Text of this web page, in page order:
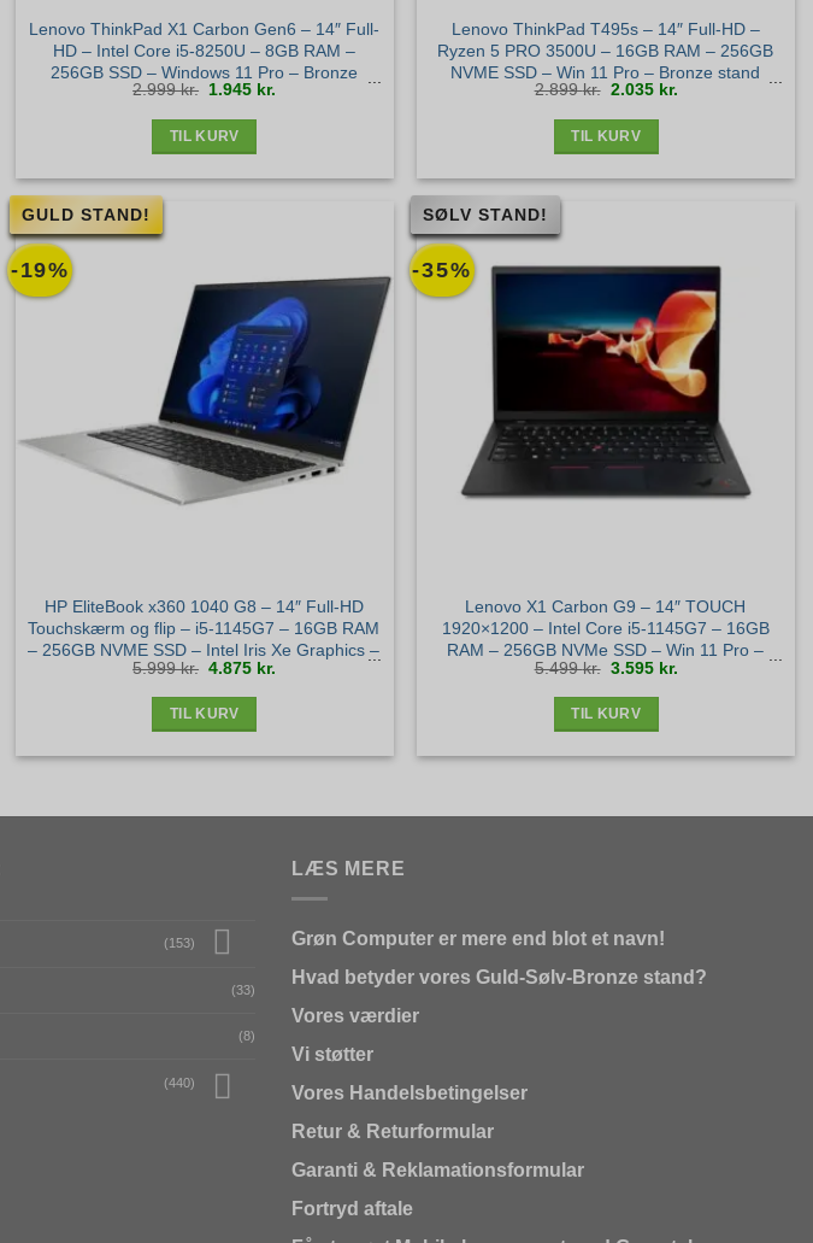
Lenovo ThinkPad X1 Carbon Gen6 – 14″ Full-
HD – Intel Core i5-8250U – 8GB RAM –
256GB SSD – Windows 11 Pro – Bronze
stand
2.999kr. Den
oprindelige
pris
1.945 kr.
TIL KURV
Lenovo ThinkPad T495s – 14″ Full-HD –
Ryzen 5 PRO 3500U – 16GB RAM – 256GB
NVME SSD – Win 11 Pro – Bronze stand
2.899kr. Den
oprindelige
pris
2.035 kr.aktuelle
pris
TIL KURV
-19%
GULD STAND!
HP EliteBook x360 1040 G8 – 14″ Full-HD
Touchskærm og flip – i5-1145G7 – 16GB RAM
– 256GB NVME SSD – Intel Iris Xe Graphics –
Windows 11 Pro – Guld stand
5.999kr. Den
oprindelige
pris
4.875 kr.
TIL KURV
-35%
SØLV STAND!
Lenovo X1 Carbon G9 – 14″ TOUCH
1920×1200 – Intel Core i5-1145G7 – 16GB
RAM – 256GB NVMe SSD – Win 11 Pro –
Sølv stand
5.499kr. Den
oprindelige
pris
3.595 kr.aktuelle
pris
TIL KURV
(153)
(33)
(8)
(440)
LÆS MERE
Grøn Computer er mere end blot et navn!
Hvad betyder vores Guld-Sølv-Bronze stand?
Vores værdier
Vi støtter
Vores Handelsbetingelser
Retur & Returformular
Garanti & Reklamationsformular
Fortryd aftale